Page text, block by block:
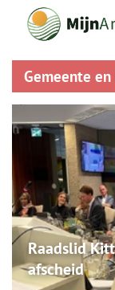
Gemeente
Raadslid
afscheid